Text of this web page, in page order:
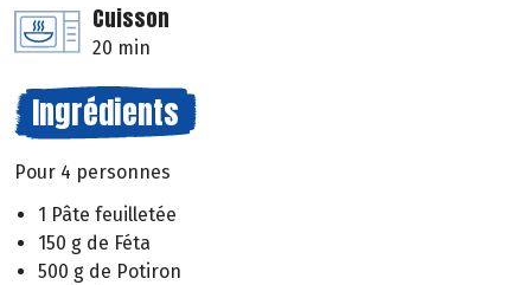
Cuisson
20 min
Ingrédients
Pour 4 personnes
1 Pâte feuilletée
150 g de Féta
500 g de Potiron